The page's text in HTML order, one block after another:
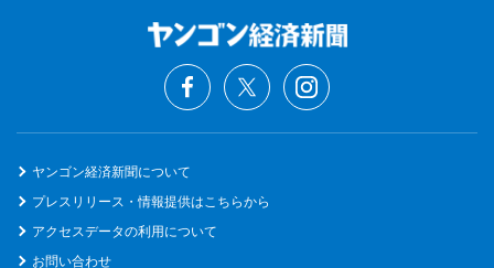
ヤンゴン経済新聞について
プレスリリース・情報提供はこちらから
アクセスデータの利用について
お問い合わせ